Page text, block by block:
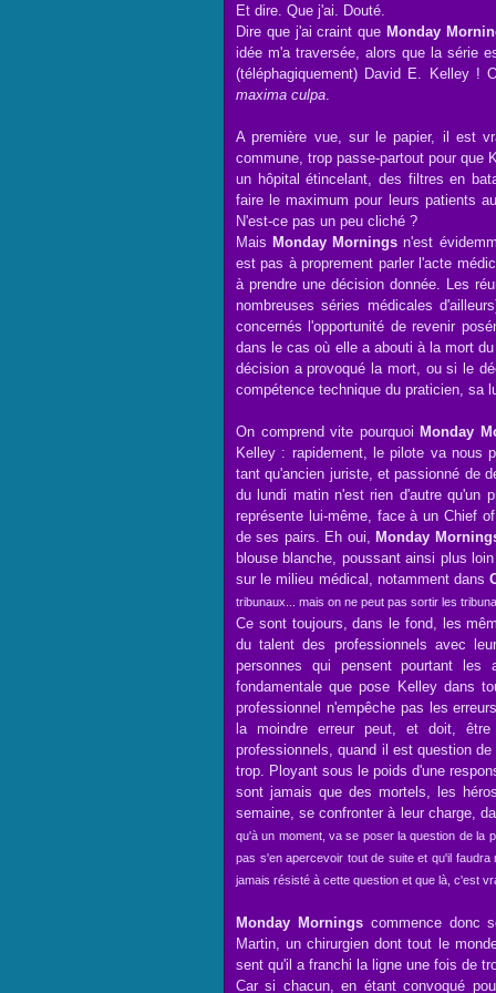
Et dire. Que j'ai. Douté.
Dire que j'ai craint que Monday
idée m'a traversée, alors que la série
(téléphagiquement) David E. Kelley
maxima culpa.
A première vue, sur le papier, il est
commune, trop passe-partout pour que
un hôpital étincelant, des filtres en
faire le maximum pour leurs patients
N'est-ce pas un peu cliché ?
Mais Monday Mornings n'est
est pas à proprement parler l'acte
à prendre une décision donnée. Les
nombreuses séries médicales
concernés l'opportunité de revenir
dans le cas où elle a abouti à la mort
décision a provoqué la mort, ou si le
compétence technique du praticien, sa
On comprend vite pourquoi Monday
Kelley : rapidement, le pilote va nous
tant qu'ancien juriste, et passionné de
du lundi matin n'est rien d'autre qu'un
représente lui-même, face à un Chief
de ses pairs. Eh oui, Monday
blouse blanche, poussant ainsi plus
sur le milieu médical, notamment dans
tribunaux... mais on ne peut pas sortir les
Ce sont toujours, dans le fond, les
du talent des professionnels avec
personnes qui pensent pourtant les
fondamentale que pose Kelley dans
professionnel n'empêche pas les
la moindre erreur peut, et doit,
professionnels, quand il est question
trop. Ployant sous le poids d'une
sont jamais que des mortels, les
semaine, se confronter à leur charge,
qu'à un moment, va se poser la question de la
pas s'en apercevoir tout de suite et qu'il
jamais résisté à cette question et que là, c'est
Monday Morningscommence donc
Martin, un chirurgien dont tout le
sent qu'il a franchi la ligne une fois de
Car si chacun, en étant convoqué